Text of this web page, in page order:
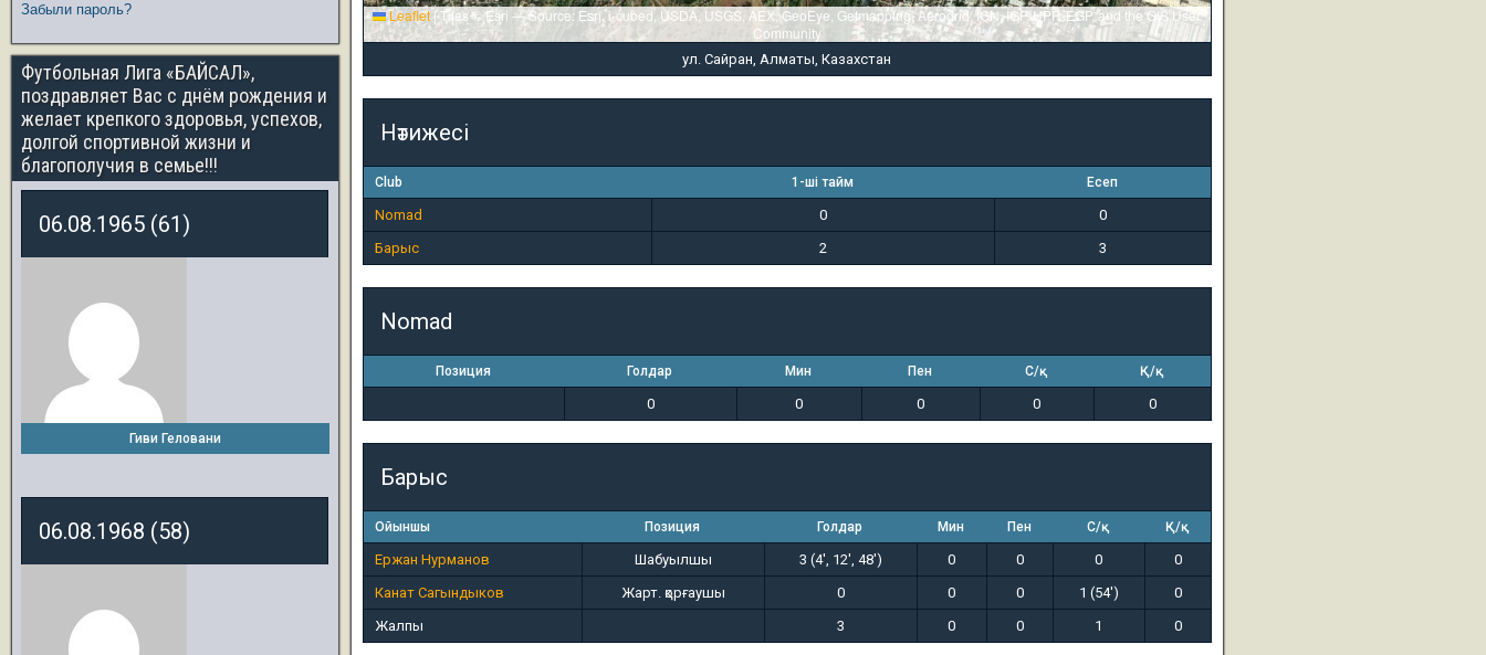
Leaflet|Tiles © Esri — Source: Esri, i-cubed, USDA, USGS, AEX, GeoEye, Getmapping, Aerogrid, IGN, IGP, UPR-EGP, and the GIS User
Community
ул. Сайран, Алматы, Казахстан
Нәтижесі
Club 1-ші тайм Есеп
Nomad 0
0
Барыс
2 3
Nomad
Позиция Голдар Мин Пен С/қ Қ/қ
0 0 0 0 0
Барыс
Ойыншы Позиция Голдар Мин Пен С/қ Қ/қ
Ержан Нурманов Шабуылшы 3 (4', 12', 48') 0 0 0
0
Канат Сагындыков
Жарт. қорғаушы 0 0 0 1 (54')
0
Жалпы
3 0 0 1 0
Забыли пароль?
Футбольная Лига «БАЙСАЛ»,
поздравляет Вас с днём рождения и
желает крепкого здоровья, успехов,
долгой спортивной жизни и
благополучия в семье!!!
06.08.1965 (61)
Гиви Геловани
06.08.1968 (58)